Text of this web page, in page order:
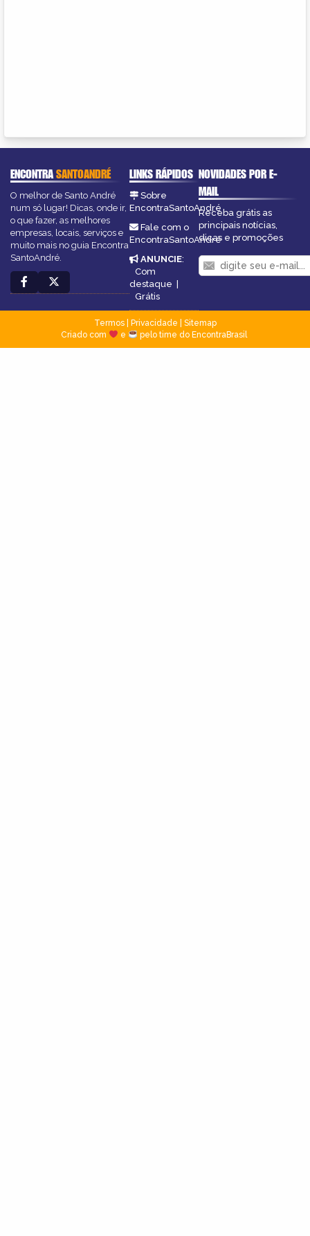
ENCONTRASANTOANDRÉ
O melhor de Santo André
num só lugar! Dicas, onde ir,
o que fazer, as melhores
empresas, locais, serviços e
muito mais no guia Encontra
SantoAndré.
LINKS RÁPIDOS
Sobre
EncontraSantoAndré
Fale com o
EncontraSantoAndré
ANUNCIE:
Com
destaque |
Grátis
NOVIDADES POR E-
MAIL
Receba grátis as
principais notícias,
dicas e promoções
Termos| Privacidade
Sitemap
Criado com
e pelo time do EncontraBrasil